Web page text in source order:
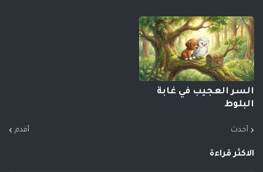
السر العجيب في غابة
البلوط
أحدث أقدم
الاكثر قراءة